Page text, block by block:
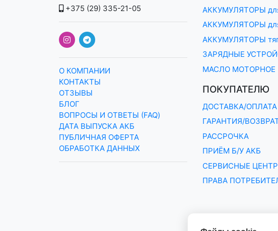
+375 (29) 335-21-05
О КОМПАНИИ
КОНТАКТЫ
ОТЗЫВЫ
БЛОГ
ВОПРОСЫ И ОТВЕТЫ (FAQ)
ДАТА ВЫПУСКА АКБ
ПУБЛИЧНАЯ ОФЕРТА
ОБРАБОТКА ДАННЫХ
АККУМУЛЯТОРЫ
АККУМУЛЯТОРЫ
АККУМУЛЯТОРЫ
ЗАРЯДНЫЕ
МАСЛО МОТОРНОЕ
ПОКУПАТЕЛЮ
ДОСТАВКА/ОПЛАТА
ГАРАНТИЯ/
РАССРОЧКА
ПРИЁМ Б/У АКБ
СЕРВИСНЫЕ
ПРАВА